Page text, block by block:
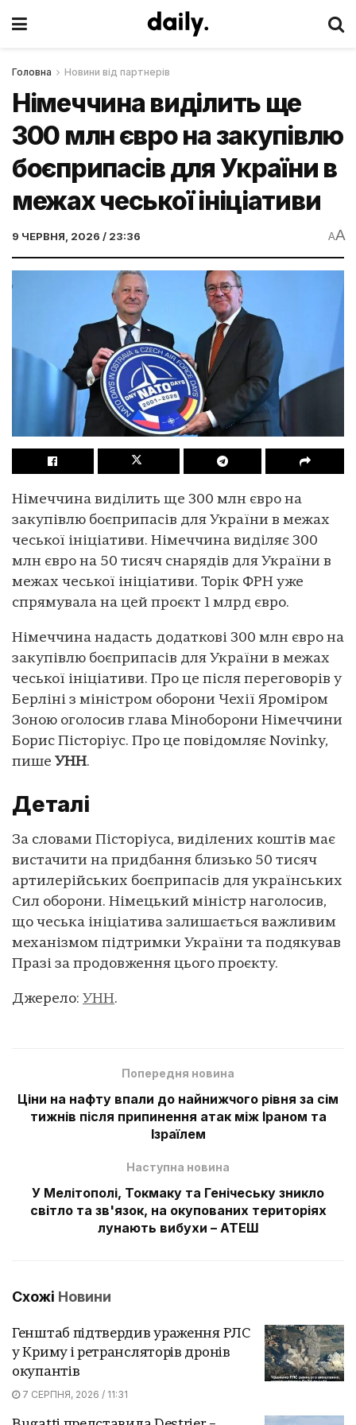
Головна Новини від партнерів
Німеччина виділить ще
300 млн євро на закупівлю
боєприпасів для України в
межах чеської ініціативи
9 ЧЕРВНЯ, 2026 / 23:36 AA
Німеччина виділить ще 300 млн євро на
закупівлю боєприпасів для України в межах
чеської ініціативи. Німеччина виділяє 300
млн євро на 50 тисяч снарядів для України в
межах чеської ініціативи. Торік ФРН уже
спрямувала на цей проєкт 1 млрд євро.
Німеччина надасть додаткові 300 млн євро на
закупівлю боєприпасів для України в межах
чеської ініціативи. Про це після переговорів у
Берліні з міністром оборони Чехії Яроміром
Зоною оголосив глава Міноборони Німеччини
Борис Пісторіус. Про це повідомляє Novinky,
пише УНН.
Деталі
За словами Пісторіуса, виділених коштів має
вистачити на придбання близько 50 тисяч
артилерійських боєприпасів для українських
Сил оборони. Німецький міністр наголосив,
що чеська ініціатива залишається важливим
механізмом підтримки України та подякував
Празі за продовження цього проєкту.
Джерело: УНН.
Попередня новина
Ціни на нафту впали до найнижчого рівня за сім
тижнів після припинення атак між Іраном та
Ізраїлем
Наступна новина
У Мелітополі, Токмаку та Генічеську зникло
світло та зв'язок, на окупованих територіях
лунають вибухи – АТЕШ
Схожі Новини
Генштаб підтвердив ураження РЛС
у Криму і ретрансляторів дронів
окупантів
7 СЕРПНЯ, 2026 / 11:31